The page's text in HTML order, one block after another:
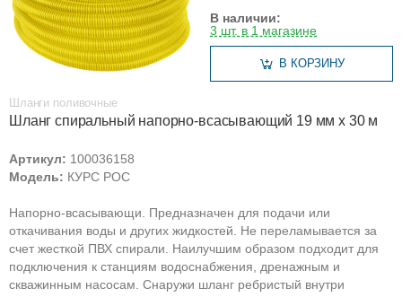
В наличии:
3 шт. в 1 магазине
В КОРЗИНУ
Шланги поливочные
Шланг спиральный напорно-всасывающий 19 мм х 30 м
Артикул: 100036158
Модель: КУРС РОС
Напорно-всасывающи. Предназначен для подачи или
откачивания воды и других жидкостей. Не переламывается за
счет жесткой ПВХ спирали. Наилучшим образом подходит для
подключения к станциям водоснабжения, дренажным и
скважинным насосам. Снаружи шланг ребристый внутри